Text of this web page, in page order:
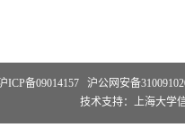
ICP备09014157 沪公网安备
技术支持： 上海大学